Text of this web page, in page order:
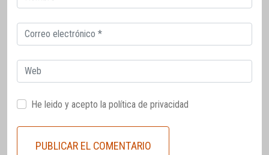
electrónico
Correo
electrónico
Web
He leido y acepto la política de privacidad